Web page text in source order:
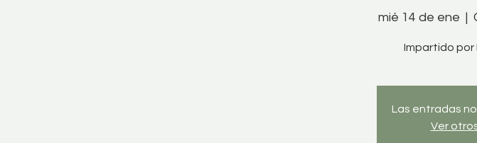
mié 14 de ene
  |
Impartido por
Las entradas
Ver